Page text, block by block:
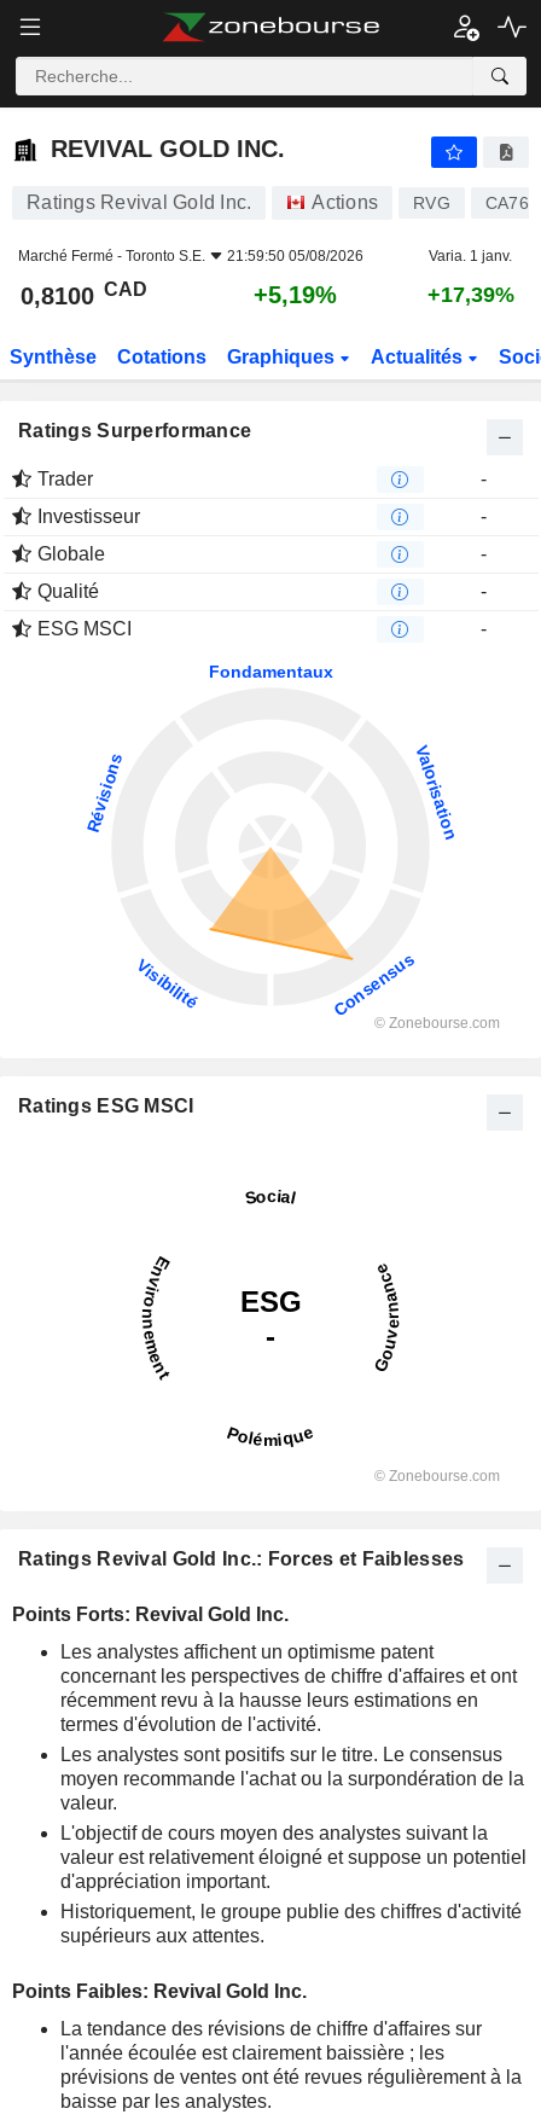
REVIVAL GOLD INC.
REVIVAL GOLD INC.
Ratings Revival Gold Inc. Actions RVG
Marché Fermé - Toronto S.E. 21:59:50 05/08/2026 Varia. 1 janv.
0,8100 CAD +5,19% +17,39%
Synthèse Cotations Graphiques Actualités
Ratings Surperformance
Trader
-
Investisseur
-
Globale
-
Qualité
-
ESG MSCI
-
Ratings ESG MSCI
Ratings Revival Gold Inc.: Forces et Faiblesses
Points Forts: Revival Gold Inc.
Les analystes affichent un optimisme patent
concernant les perspectives de chiffre d'affaires et ont
récemment revu à la hausse leurs estimations en
termes d'évolution de l'activité.
Les analystes sont positifs sur le titre. Le consensus
moyen recommande l'achat ou la surpondération de la
valeur.
L'objectif de cours moyen des analystes suivant la
valeur est relativement éloigné et suppose un potentiel
d'appréciation important.
Historiquement, le groupe publie des chiffres d'activité
supérieurs aux attentes.
Points Faibles: Revival Gold Inc.
La tendance des révisions de chiffre d'affaires sur
l'année écoulée est clairement baissière ; les
prévisions de ventes ont été revues régulièrement à la
baisse par les analystes.